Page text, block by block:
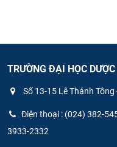
TRƯỜNG ĐẠI HỌC DƯỢC
Số 13-15 Lê Thánh
Điện thoại : (024) 382-
3933-2332